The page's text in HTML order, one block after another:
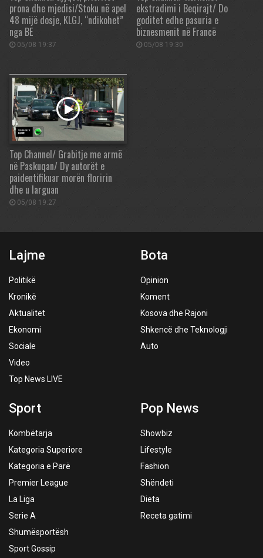
prona dhe mjedisi/Stoku në apel
48 mijë dosje, KLGJ, “ndikohet”
nga BE
05/08 19:37
ekstradimi i Beqirajt/ Do
goditet edhe pasuria e
biznesmenit në Francë
05/08 19:30
Top Channel/ Grabitje me armë
në Paskuqan/ Dy autorët e
paidentifikuar morën floririn
dhe u larguan
05/08 19:27
Lajme
Politikë
Kronikë
Aktualitet
Ekonomi
Sociale
Video
Top News LIVE
Bota
Opinion
Koment
Kosova dhe Rajoni
Shkencë dhe Teknologji
Auto
Sport
Kombëtarja
Kategoria Superiore
Kategoria e Parë
Premier League
La Liga
Serie A
Shumësportësh
Sport Gossip
Pop News
Showbiz
Lifestyle
Fashion
Shëndeti
Dieta
Receta gatimi